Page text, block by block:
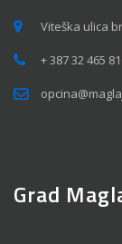
Viteška ulica
+ 387 32 465
Grad